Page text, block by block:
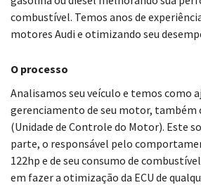
combustível. Temos anos de
motores Audi e otimizando seu
O processo
Analisamos seu veículo e temos como
gerenciamento de seu motor, também
(Unidade de Controle do Motor). Este
parte, o responsável pelo
122hp e de seu consumo de
em fazer a otimização da ECU de